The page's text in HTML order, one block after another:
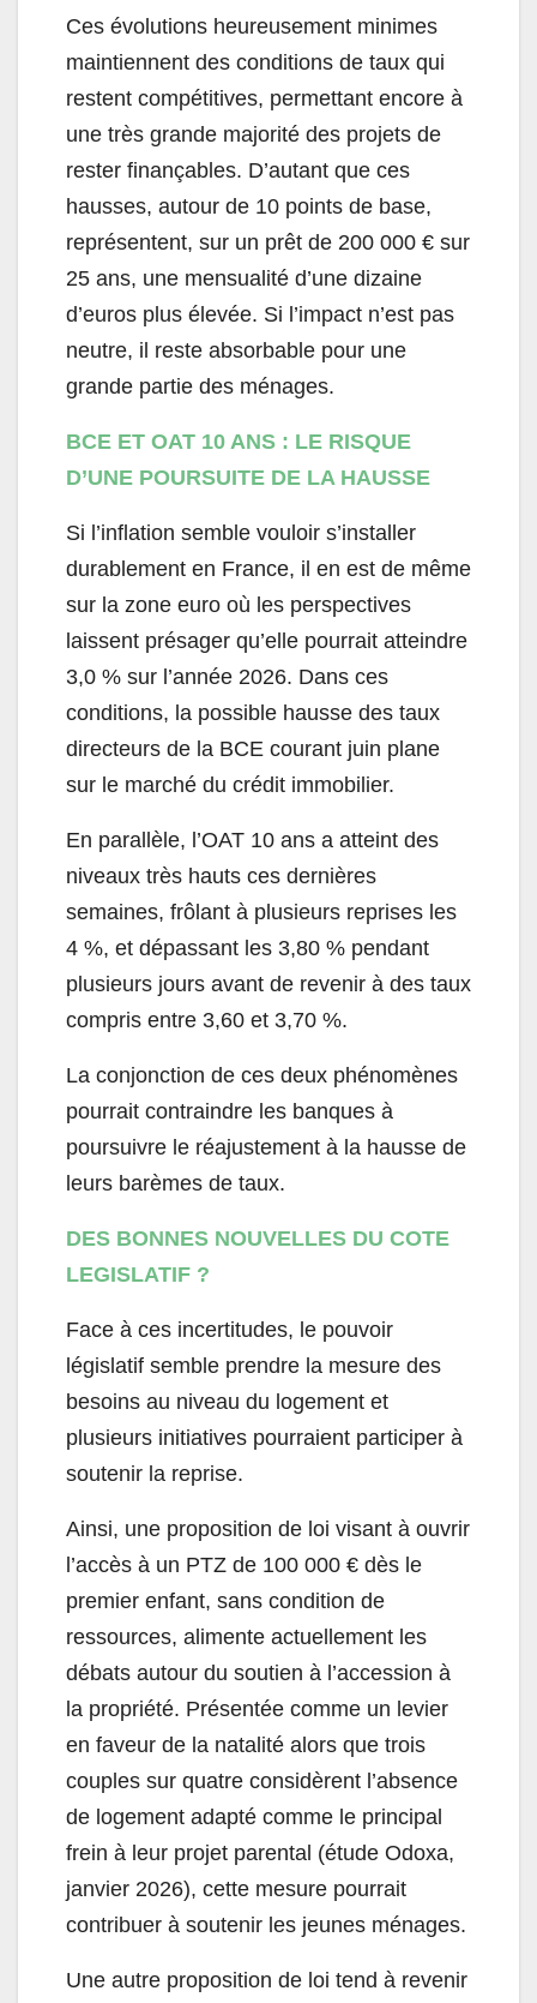
Ces évolutions heureusement minimes
maintiennent des conditions de taux qui
restent compétitives, permettant encore à
une très grande majorité des projets de
rester finançables. D’autant que ces
hausses, autour de 10 points de base,
représentent, sur un prêt de 200 000 € sur
25 ans, une mensualité d’une dizaine
d’euros plus élevée. Si l’impact n’est pas
neutre, il reste absorbable pour une
grande partie des ménages.
BCE ET OAT 10 ANS : LE RISQUE
D’UNE POURSUITE DE LA HAUSSE
Si l’inflation semble vouloir s’installer
durablement en France, il en est de même
sur la zone euro où les perspectives
laissent présager qu’elle pourrait atteindre
3,0 % sur l’année 2026. Dans ces
conditions, la possible hausse des taux
directeurs de la BCE courant juin plane
sur le marché du crédit immobilier.
En parallèle, l’OAT 10 ans a atteint des
niveaux très hauts ces dernières
semaines, frôlant à plusieurs reprises les
4 %, et dépassant les 3,80 % pendant
plusieurs jours avant de revenir à des taux
compris entre 3,60 et 3,70 %.
La conjonction de ces deux phénomènes
pourrait contraindre les banques à
poursuivre le réajustement à la hausse de
leurs barèmes de taux.
DES BONNES NOUVELLES DU COTE
LEGISLATIF ?
Face à ces incertitudes, le pouvoir
législatif semble prendre la mesure des
besoins au niveau du logement et
plusieurs initiatives pourraient participer à
soutenir la reprise.
Ainsi, une proposition de loi visant à ouvrir
l’accès à un PTZ de 100 000 € dès le
premier enfant, sans condition de
ressources, alimente actuellement les
débats autour du soutien à l’accession à
la propriété. Présentée comme un levier
en faveur de la natalité alors que trois
couples sur quatre considèrent l’absence
de logement adapté comme le principal
frein à leur projet parental (étude Odoxa,
janvier 2026), cette mesure pourrait
contribuer à soutenir les jeunes ménages.
Une autre proposition de loi tend à revenir